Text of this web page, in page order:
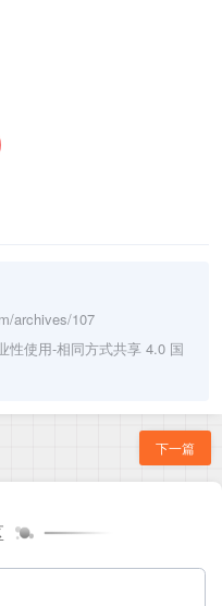
archives/107
性使用-相同方式共享 4.0 国
下一篇